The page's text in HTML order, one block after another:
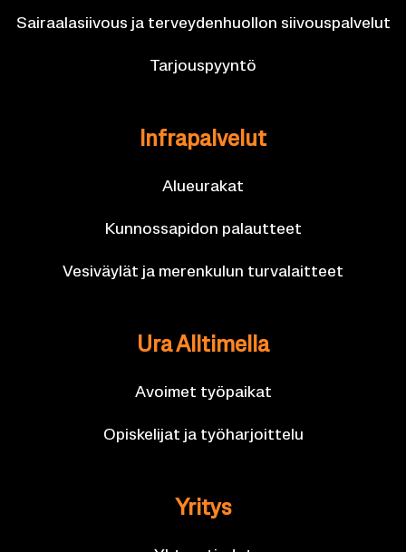
Sai­raa­la­sii­vous ja ter­vey­den­huol­lon sii­vous­pal­ve­lut
Tar­jous­pyyn­tö
In­fra­pal­ve­lut
Alueu­ra­kat
Kun­nos­sa­pi­don pa­laut­teet
Ve­si­väy­lät ja me­ren­ku­lun tur­va­lait­teet
Ura All­ti­mel­la
Avoi­met työ­pai­kat
Opis­ke­li­jat ja työ­har­joit­te­lu
Yri­tys